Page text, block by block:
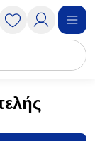
πολυτελής